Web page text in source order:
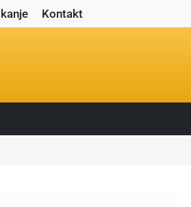
Kontakt